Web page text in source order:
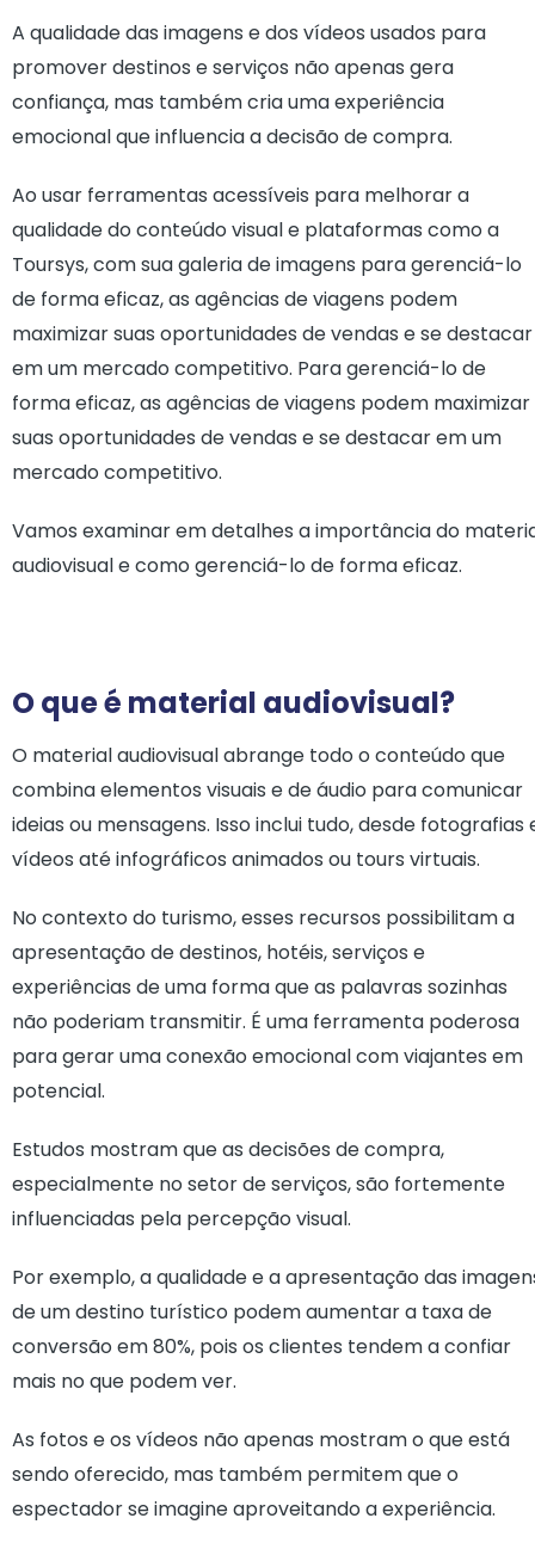
A qualidade das imagens e dos vídeos usados para
promover destinos e serviços não apenas gera
confiança, mas também cria uma experiência
emocional que influencia a decisão de compra.
Ao usar ferramentas acessíveis para melhorar a
qualidade do conteúdo visual e plataformas como a
Toursys, com sua galeria de imagens para gerenciá-lo
de forma eficaz, as agências de viagens podem
maximizar suas oportunidades de vendas e se destacar
em um mercado competitivo. Para gerenciá-lo de
forma eficaz, as agências de viagens podem maximizar
suas oportunidades de vendas e se destacar em um
mercado competitivo.
Vamos examinar em detalhes a importância do
audiovisual e como gerenciá-lo de forma eficaz.
O que é material audiovisual?
O material audiovisual abrange todo o conteúdo que
combina elementos visuais e de áudio para comunicar
ideias ou mensagens. Isso inclui tudo, desde fotografias
vídeos até infográficos animados ou tours virtuais.
No contexto do turismo, esses recursos possibilitam a
apresentação de destinos, hotéis, serviços e
experiências de uma forma que as palavras sozinhas
não poderiam transmitir. É uma ferramenta poderosa
para gerar uma conexão emocional com viajantes em
potencial.
Estudos mostram que as decisões de compra,
especialmente no setor de serviços, são fortemente
influenciadas pela percepção visual.
Por exemplo, a qualidade e a apresentação das
de um destino turístico podem aumentar a taxa de
conversão em 80%, pois os clientes tendem a confiar
mais no que podem ver.
As fotos e os vídeos não apenas mostram o que está
sendo oferecido, mas também permitem que o
espectador se imagine aproveitando a experiência.